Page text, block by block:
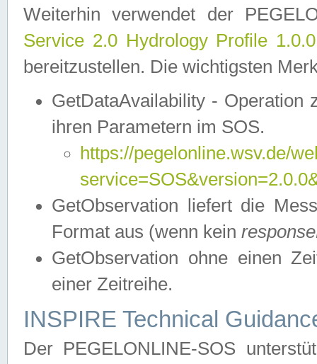
Weiterhin verwendet der
Service 2.0 Hydrology Profile
bereitzustellen. Die wichtigsten
GetDataAvailability - Operation
ihren Parametern im SOS.
https://pegelonline.wsv.de/
GetObservation liefert die
Format aus (wenn kein
GetObservation ohne einen
einer Zeitreihe.
INSPIRE Technical
Der PEGELONLINE-SOS